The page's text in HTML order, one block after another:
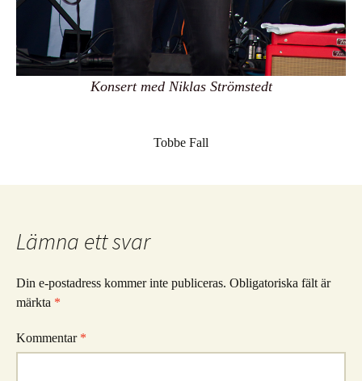
Konsert med Niklas Strömstedt
Tobbe Fall
Lämna ett svar
Din e-postadress kommer inte publiceras. Obligatoriska fält är
märkta *
Kommentar *